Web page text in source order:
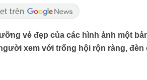
vẻ đẹp của các hình ảnh một
xem với trống hội rộn ràng, đèn